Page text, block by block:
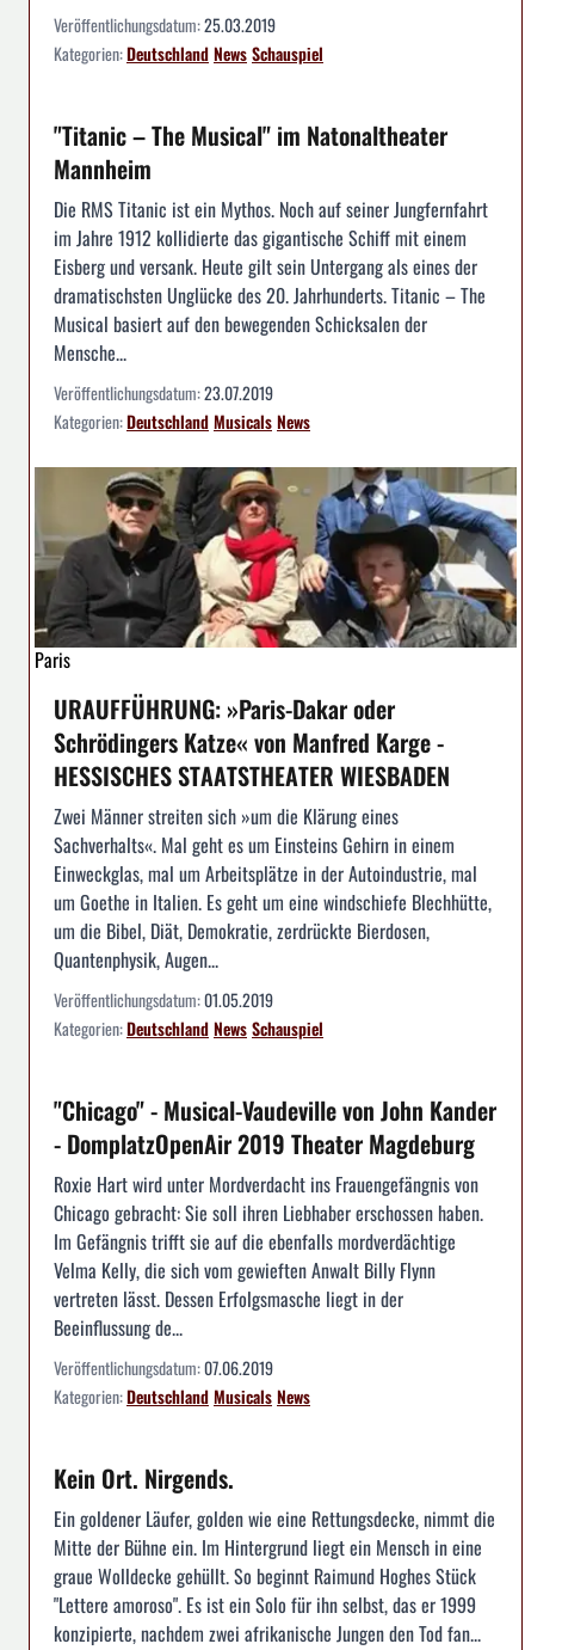
Veröffentlichungsdatum:25.03.2019
Kategorien:DeutschlandNewsSchauspiel
"Titanic – The Musical" im Natonaltheater
Mannheim
Die RMS Titanic ist ein Mythos. Noch auf seiner Jungfernfahrt
im Jahre 1912 kollidierte das gigantische Schiff mit einem
Eisberg und versank. Heute gilt sein Untergang als eines der
dramatischsten Unglücke des 20. Jahrhunderts. Titanic – The
Musical basiert auf den bewegenden Schicksalen der
Mensche...
Veröffentlichungsdatum:23.07.2019
Kategorien:DeutschlandMusicalsNews
Paris
URAUFFÜHRUNG: »Paris-Dakar oder
Schrödingers Katze« von Manfred Karge -
HESSISCHES STAATSTHEATER WIESBADEN
Zwei Männer streiten sich »um die Klärung eines
Sachverhalts«. Mal geht es um Einsteins Gehirn in einem
Einweckglas, mal um Arbeitsplätze in der Autoindustrie, mal
um Goethe in Italien. Es geht um eine windschiefe Blechhütte,
um die Bibel, Diät, Demokratie, zerdrückte Bierdosen,
Quantenphysik, Augen...
Veröffentlichungsdatum:01.05.2019
Kategorien:DeutschlandNewsSchauspiel
"Chicago" - Musical-Vaudeville von John Kander
- DomplatzOpenAir 2019 Theater Magdeburg
Roxie Hart wird unter Mordverdacht ins Frauengefängnis von
Chicago gebracht: Sie soll ihren Liebhaber erschossen haben.
Im Gefängnis trifft sie auf die ebenfalls mordverdächtige
Velma Kelly, die sich vom gewieften Anwalt Billy Flynn
vertreten lässt. Dessen Erfolgsmasche liegt in der
Beeinflussung de...
Veröffentlichungsdatum:07.06.2019
Kategorien:DeutschlandMusicalsNews
Kein Ort. Nirgends.
Ein goldener Läufer, golden wie eine Rettungsdecke, nimmt die
Mitte der Bühne ein. Im Hintergrund liegt ein Mensch in eine
graue Wolldecke gehüllt. So beginnt Raimund Hoghes Stück
"Lettere amoroso". Es ist ein Solo für ihn selbst, das er 1999
konzipierte, nachdem zwei afrikanische Jungen den Tod fan...